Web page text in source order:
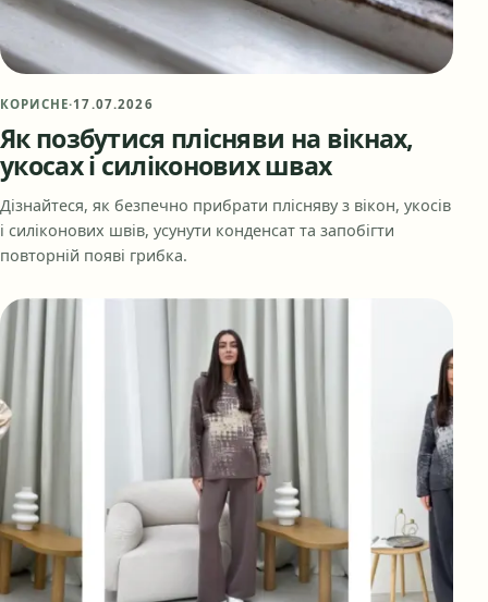
КОРИСНЕ·17.07.2026
Як позбутися плісняви на вікнах,
укосах і силіконових швах
Дізнайтеся, як безпечно прибрати плісняву з вікон, укосів
і силіконових швів, усунути конденсат та запобігти
повторній появі грибка.